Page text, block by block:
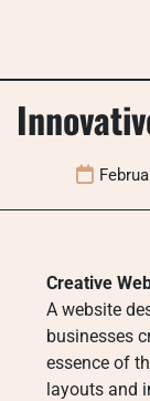
Creative
A website
businesses
essence of
layouts and